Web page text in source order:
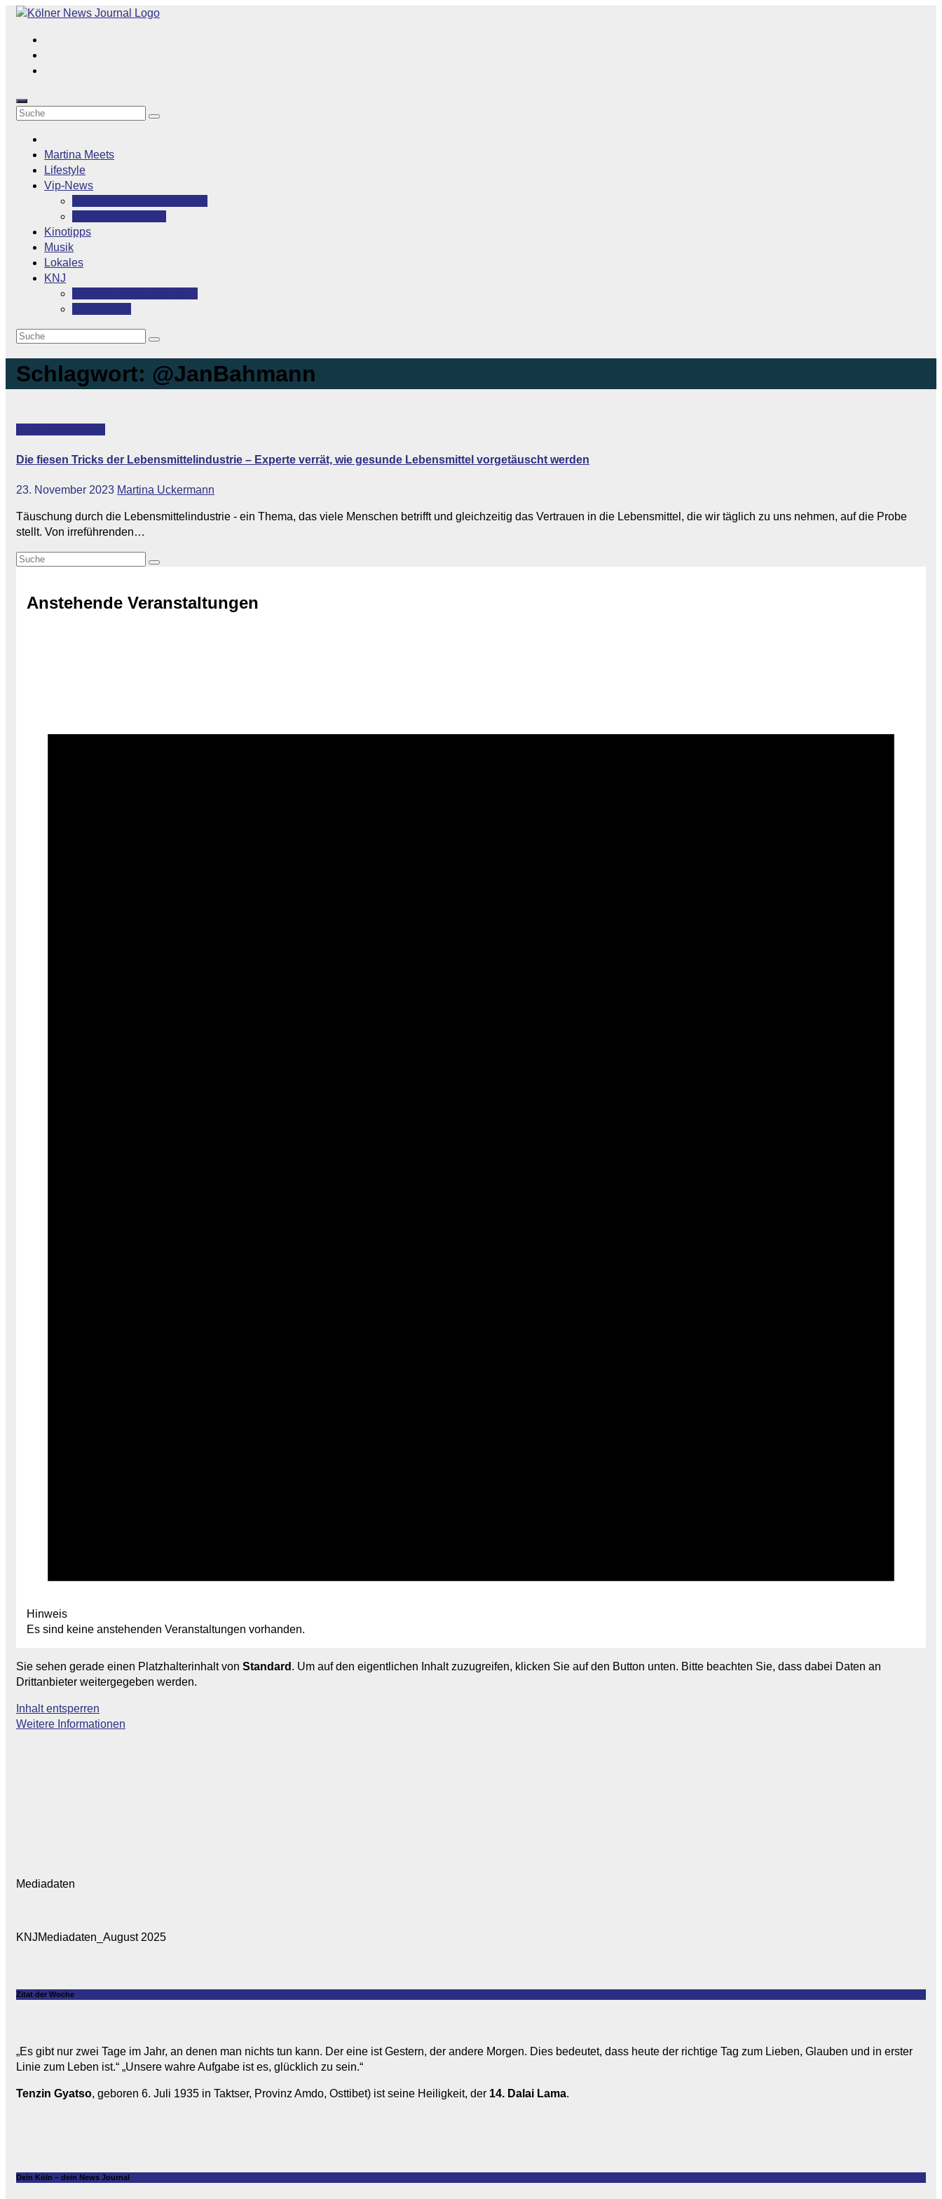
Zum
springen
Martina Meets
Lifestyle
Vip-News
Kinotipps
Musik
Lokales
KNJ
Schlagwort: @JanBahmann
Die fiesen Tricks der Lebensmittelindustrie – Experte verrät, wie gesunde Lebensmittel vorgetäuscht werden
23. November 2023 Martina Uckermann
Täuschung durch die Lebensmittelindustrie - ein Thema, das viele Menschen betrifft und gleichzeitig das Vertrauen in die Lebensmittel, die wir täglich zu uns nehmen, auf die Probe
stellt. Von irreführenden…
Anstehende Veranstaltungen
Hinweis
Es sind keine anstehenden Veranstaltungen vorhanden.
Sie sehen gerade einen Platzhalterinhalt von Standard . Um auf den eigentlichen Inhalt zuzugreifen, klicken Sie auf den Button unten. Bitte beachten Sie, dass dabei Daten an
Drittanbieter weitergegeben werden.
Inhalt entsperren
Weitere Informationen
Mediadaten
KNJMediadaten_August 2025
Zitat der Woche
„Es gibt nur zwei Tage im Jahr, an denen man nichts tun kann. Der eine ist Gestern, der andere Morgen. Dies bedeutet, dass heute der richtige Tag zum Lieben, Glauben und in erster
Linie zum Leben ist.“ „Unsere wahre Aufgabe ist es, glücklich zu sein.“
Tenzin Gyatso, geboren 6. Juli 1935 in Taktser, Provinz Amdo, Osttibet) ist seine Heiligkeit, der 14. Dalai Lama.
Dein Köln – dein News Journal